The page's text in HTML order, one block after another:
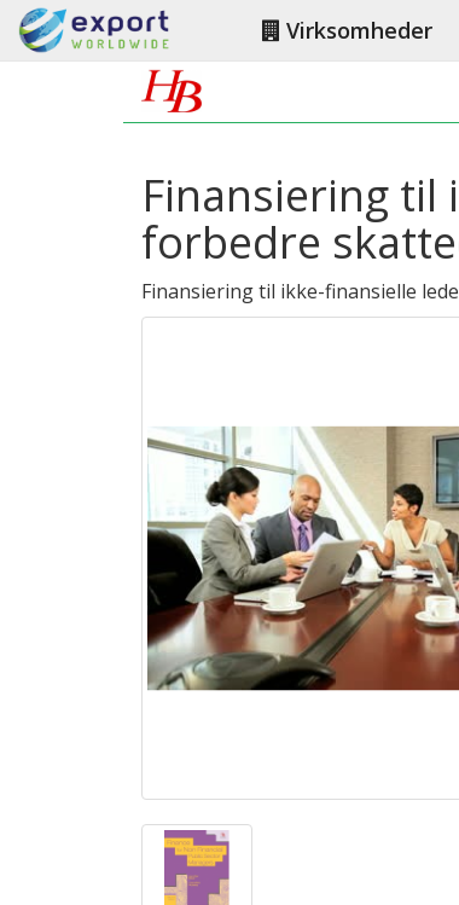
Virksomheder
Finansiering
forbedre
Finansiering til ikke-finansielle